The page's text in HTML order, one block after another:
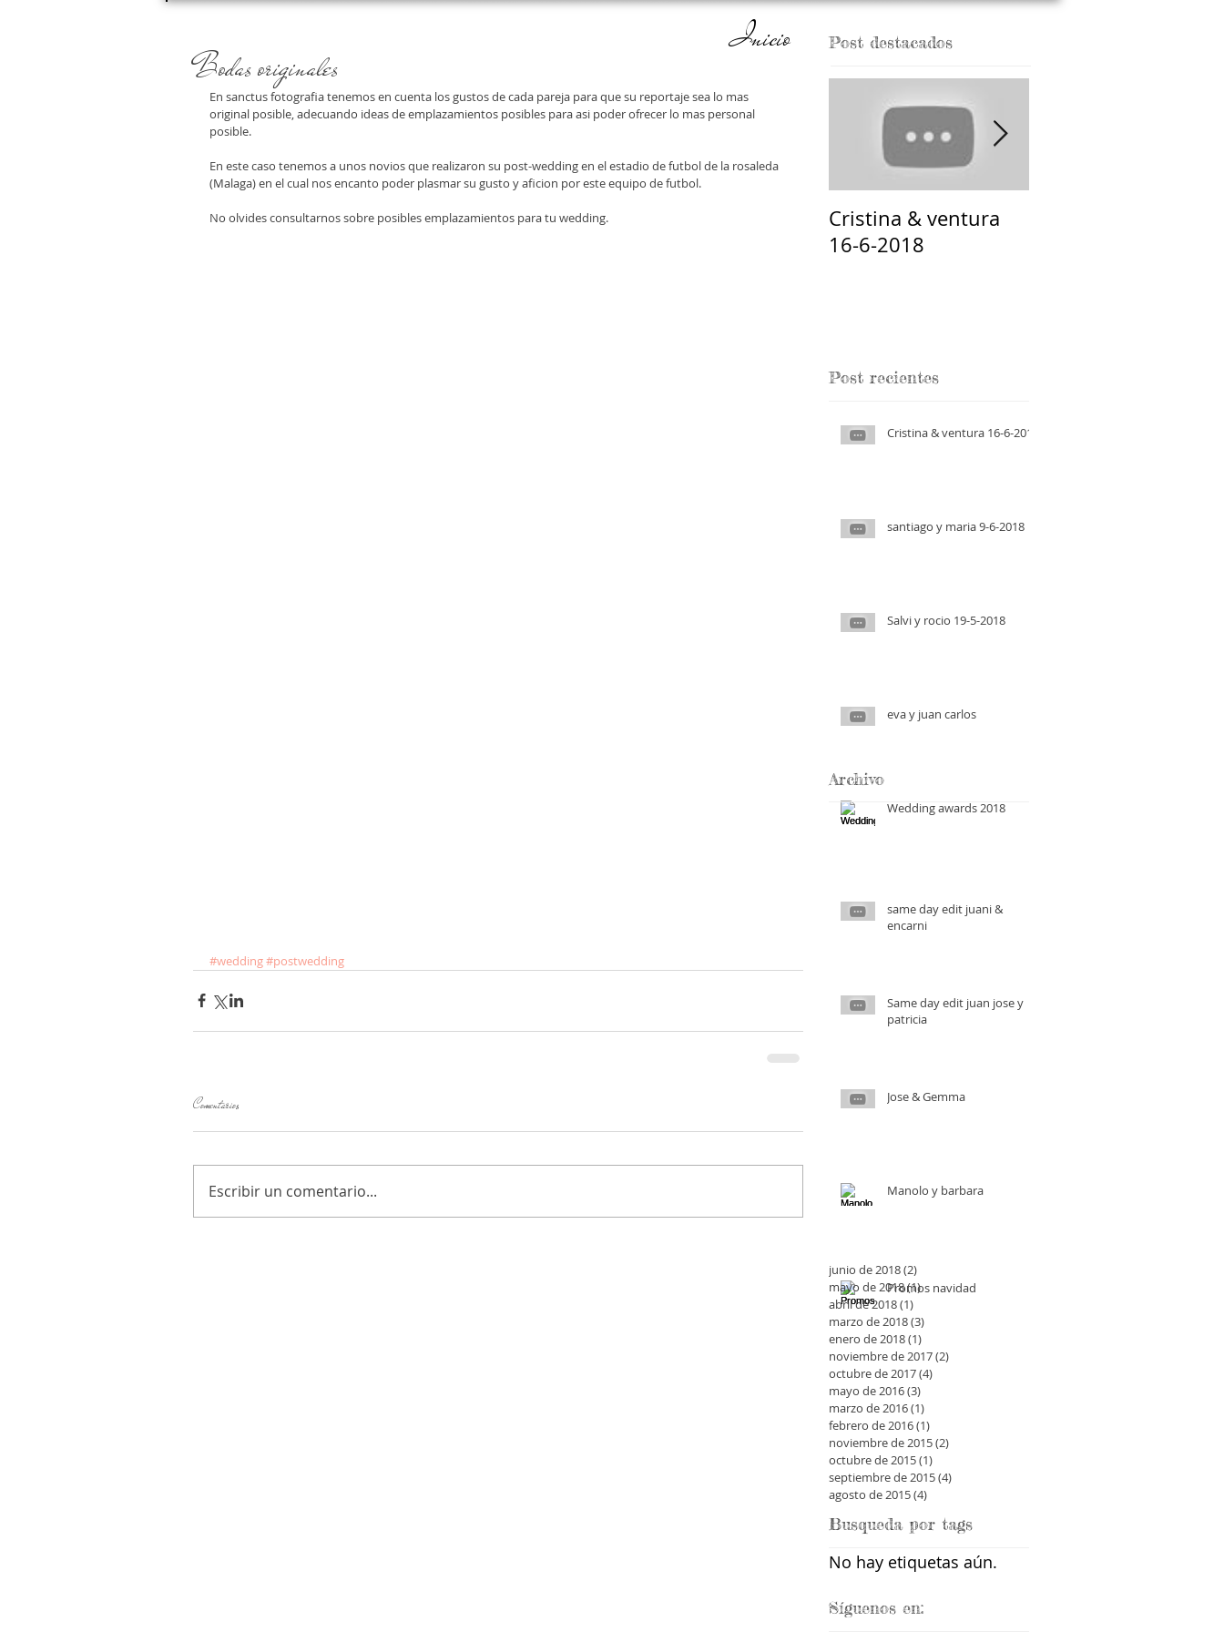
Bodas originales
En sanctus fotografia tenemos en cuenta los gustos de cada pareja para que su reportaje sea lo mas
original posible, adecuando ideas de emplazamientos posibles para asi poder ofrecer lo mas personal
posible.
En este caso tenemos a unos novios que realizaron su post-wedding en el estadio de futbol de la rosaleda
(Malaga) en el cual nos encanto poder plasmar su gusto y aficion por este equipo de futbol.
No olvides consultarnos sobre posibles emplazamientos para tu wedding.
#wedding#postwedding
Comentarios
Escribir un comentario...
Inicio Post destacados
Cristina & ventura
16-6-2018
Post recientes
Cristina & ventura 16-6-2018
santiago y maria 9-6-2018
Salvi y rocio 19-5-2018
eva y juan carlos
Wedding awards 2018
same day edit juani &
encarni
Same day edit juan jose y
patricia
Jose & Gemma
Manolo y barbara
Promos navidad
junio de 2018(2)
mayo de 2018(1)1 entrada
abril de 2018(1)
marzo de 2018(3)
enero de 2018(1)
noviembre de 2017(2)
octubre de 2017(4)
mayo de 2016(3)
marzo de 2016(1)
febrero de 2016(1)
noviembre de 2015(2)
octubre de 2015(1)
septiembre de 2015(4)
agosto de 2015(4)
Archivo
Busqueda por tags
No hay etiquetas aún.
Síguenos en: